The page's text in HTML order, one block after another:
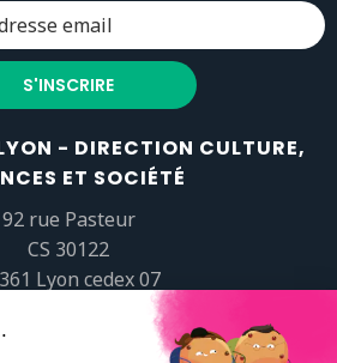
- DIRECTION CULTURE,
ET SOCIÉTÉ
92 rue Pasteur
CS 30122
Lyon cedex 07
lyon.fr
(0)4 37 37 82 01